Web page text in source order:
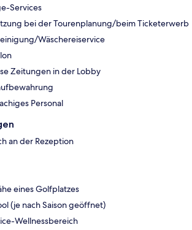
Services
bei der Tourenplanung/beim Ticketerwerb
Wäschereiservice
Zeitungen in der Lobby
Personal
an der Rezeption
eines Golfplatzes
(je nach Saison geöffnet)
Wellnessbereich